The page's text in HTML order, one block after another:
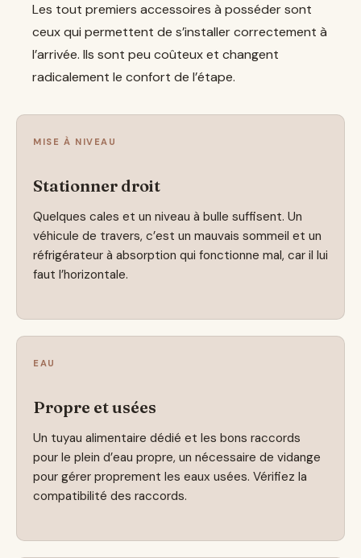
Les tout premiers accessoires à posséder sont
ceux qui permettent de s’installer correctement à
l’arrivée. Ils sont peu coûteux et changent
radicalement le confort de l’étape.
MISE À NIVEAU
Stationner droit
Quelques cales et un niveau à bulle suffisent. Un
véhicule de travers, c’est un mauvais sommeil et un
réfrigérateur à absorption qui fonctionne mal, car il lui
faut l’horizontale.
EAU
Propre et usées
Un tuyau alimentaire dédié et les bons raccords
pour le plein d’eau propre, un nécessaire de vidange
pour gérer proprement les eaux usées. Vérifiez la
compatibilité des raccords.